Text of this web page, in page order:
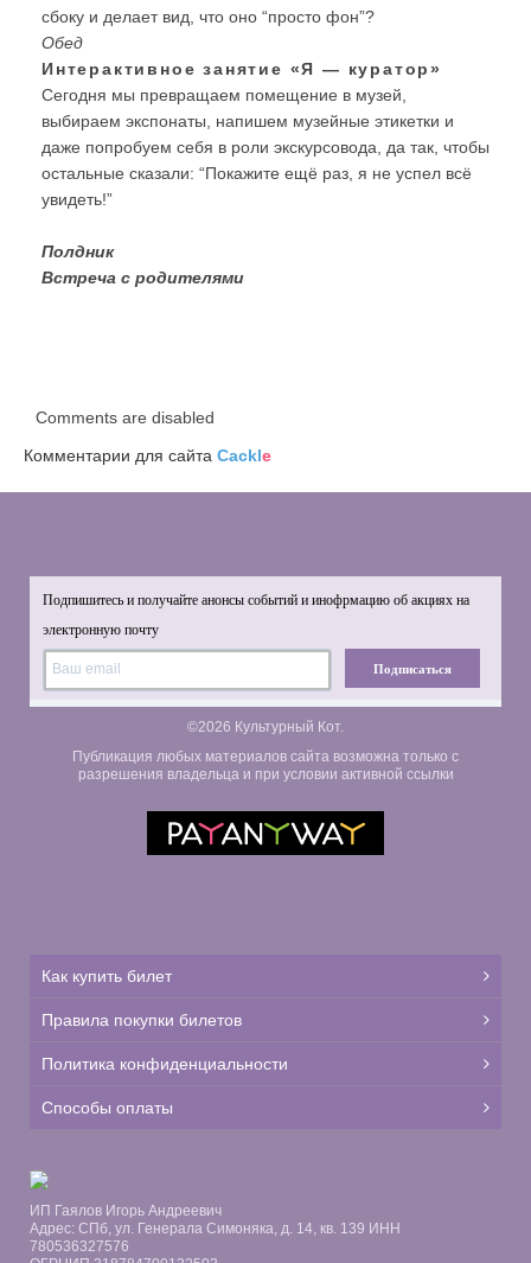
сбоку и делает вид, что оно “просто фон”?
Обед
Интерактивное занятие «Я — куратор»
Сегодня мы превращаем помещение в музей,
выбираем экспонаты, напишем музейные этикетки и
даже попробуем себя в роли экскурсовода, да так, чтобы
остальные сказали: “Покажите ещё раз, я не успел всё
увидеть!”
Полдник
Встреча с родителями
Comments are disabled
Комментарии для сайта Cackle
Подпишитесь и получайте анонсы событий и инофрмацию об акциях на
электронную почту
Подписаться
©2026 Культурный Кот.
Публикация любых материалов сайта возможна только с
разрешения владельца и при условии активной ссылки
Как купить билет
Правила покупки билетов
Политика конфиденциальности
Способы оплаты
ИП Гаялов Игорь Андреевич
Адрес: СПб, ул. Генерала Симоняка, д. 14, кв. 139 ИНН
780536327576